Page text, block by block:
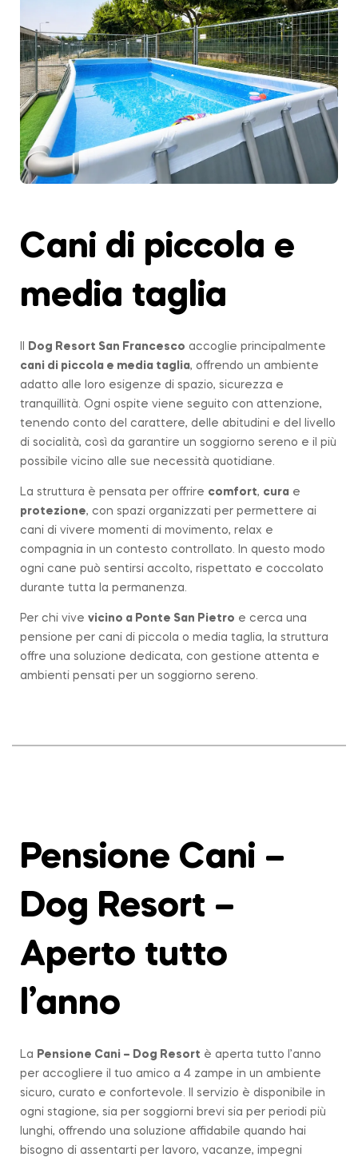
Cani di piccola e
media taglia
Dog Resort San Francesco accoglie principalmente
cani di piccola e media taglia, offrendo un ambiente
adatto alle loro esigenze di spazio, sicurezza e
tranquillità. Ogni ospite viene seguito con attenzione,
tenendo conto del carattere, delle abitudini e del livello
di socialità, così da garantire un soggiorno sereno e il più
possibile vicino alle sue necessità quotidiane.
La struttura è pensata per offrire comfort, cura e
protezione, con spazi organizzati per permettere ai
cani di vivere momenti di movimento, relax e
compagnia in un contesto controllato. In questo modo
ogni cane può sentirsi accolto, rispettato e coccolato
durante tutta la permanenza.
Per chi vive vicino a Ponte San Pietro e cerca una
pensione per cani di piccola o media taglia, la struttura
offre una soluzione dedicata, con gestione attenta e
ambienti pensati per un soggiorno sereno.
Pensione Cani –
Dog Resort –
Aperto tutto
l’anno
La Pensione Cani – Dog Resort è aperta tutto l’anno
per accogliere il tuo amico a 4 zampe in un ambiente
sicuro, curato e confortevole. Il servizio è disponibile in
ogni stagione, sia per soggiorni brevi sia per periodi più
lunghi, offrendo una soluzione affidabile quando hai
bisogno di assentarti per lavoro, vacanze, impegni